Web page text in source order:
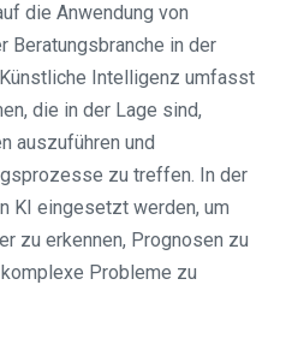
die Anwendung von
Beratungsbranche in der
Intelligenz umfasst
die in der Lage sind,
auszuführen und
zu treffen. In der
KI eingesetzt werden, um
zu erkennen, Prognosen zu
Probleme zu